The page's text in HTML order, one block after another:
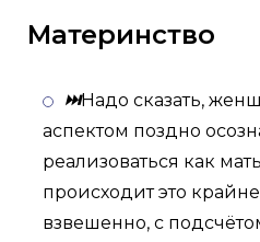
Материнство
⏭Надо сказать,
аспектом поздно
реализоваться как
происходит это
взвешенно, с